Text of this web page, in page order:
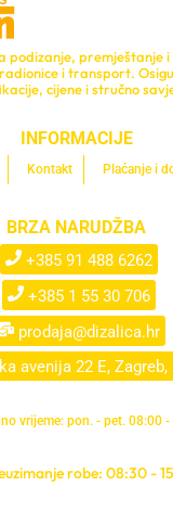
podizanje, premještanje
i transport.
cijene i stručno
INFORMACIJE
Kontakt Plaćanje i
BRZA NARUDŽBA
+385 91 488 6262
+385 1 55 30 706
prodaja@dizalica.hr
avenija 22 E,
vrijeme: pon. - pet. 08:00
robe: 08:30 -